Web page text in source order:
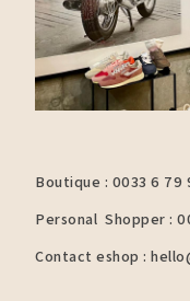
Boutique : 0033 6 79
Personal Shopper :
Contact eshop :